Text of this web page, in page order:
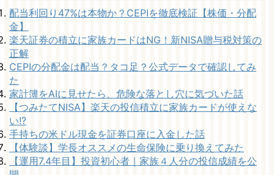
配当利回り47%は本物か？CEPIを徹底検証【株価・分配
金】
楽天証券の積立に家族カードはNG！新NISA贈与税対策の
正解
CEPIの分配金は配当？タコ足？公式データで確認してみ
た
家計簿をAIに見せたら、危険な落とし穴に気づいた話
【つみたてNISA】楽天の投信積立に家族カードが使えな
い!?
手持ちの米ドル現金を証券口座に入金した話
【体験談】学長オススメの生命保険に乗り換えてみた
【運用7.4年目】投資初心者｜家族４人分の投信成績を公